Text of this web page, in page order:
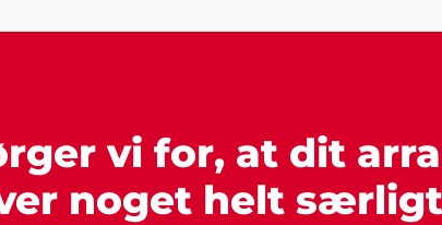
vi for, at dit
noget helt